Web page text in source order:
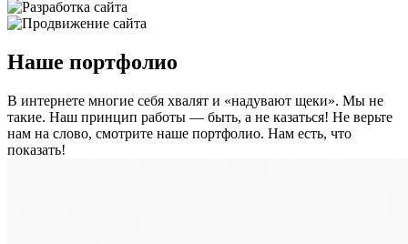
Наше портфолио
В интернете многие себя хвалят и «надувают щеки». Мы не
такие. Наш принцип работы — быть, а не казаться! Не верьте
нам на слово, смотрите наше портфолио. Нам есть, что
показать!